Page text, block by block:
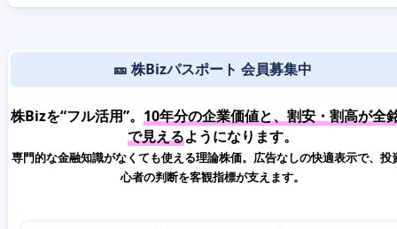
🎫 株Bizパスポート 会員募集中
株Bizを“フル活用”。 10年分の企業価値と、割安・割高が全
で見えるようになります。
専門的な金融知識がなくても使える理論株価。広告なしの快適表示で、投
心者の判断を客観指標が支えます。